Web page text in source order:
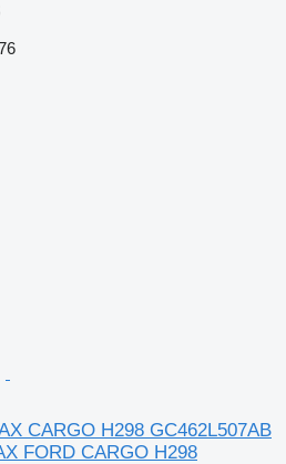
CARGO H298 GC462L507AB
FORD CARGO H298